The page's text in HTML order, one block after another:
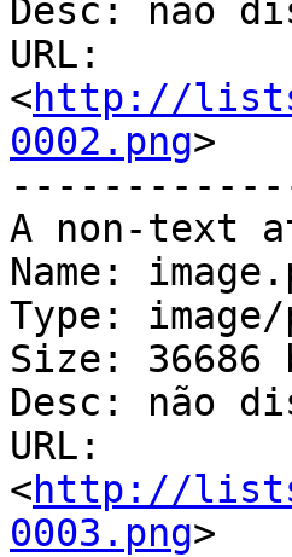
Desc: não
URL:
<http://
0002.png>
A non-text
Name:
Type: image/
Size: 36686
Desc: não
URL:
<http://
0003.png